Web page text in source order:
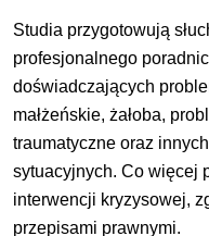
Studia przygotowują
profesjonalnego
doświadczających
małżeńskie, żałoba,
traumatyczne oraz
sytuacyjnych. Co więcej
interwencji kryzysowej,
przepisami prawnymi.